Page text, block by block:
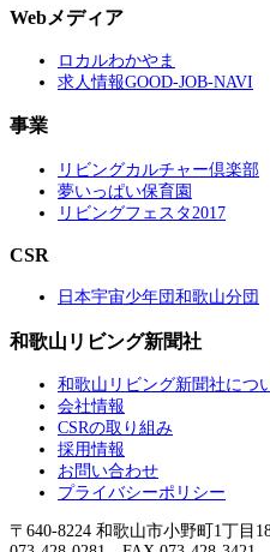
Webメディア
ロカルわかやま
求人情報GOOD-JOB-NAVI
事業
リビングカルチャー倶楽部
夢いっぱい保育園
リビングフェスタ2017
CSR
日本宇宙少年団和歌山分団
和歌山リビング新聞社
和歌山リビング新聞社につ
会社情報
CSRの取り組み
採用情報
お問い合わせ
プライバシーポリシー
〒640-8224 和歌山市小野町1丁